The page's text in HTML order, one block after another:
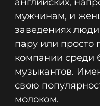
мужчинам, и
заведениях
пару или просто
компании среди
музыкантов.
свою
молоком.